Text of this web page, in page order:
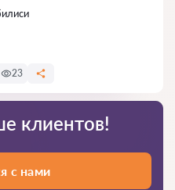
23
клиентов!
с нами